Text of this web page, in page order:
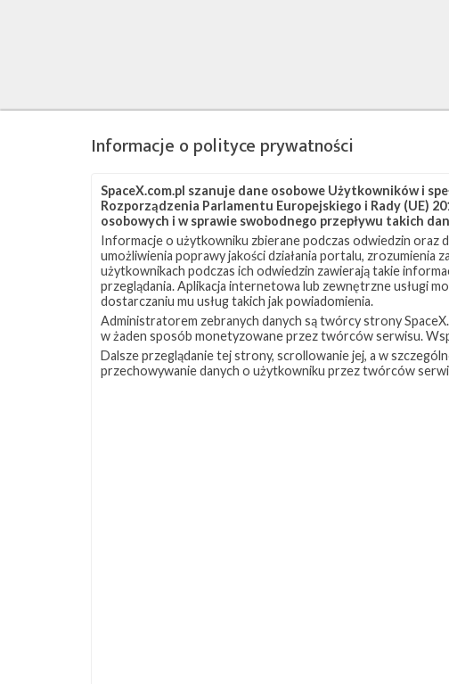
Informacje o polityce prywatności
SpaceX.com.pl szanuje dane osobowe Użytkowników i
Rozporządzenia Parlamentu Europejskiego i Rady (UE)
osobowych i w sprawie swobodnego przepływu takich
Informacje o użytkowniku zbierane podczas odwiedzin oraz
umożliwienia poprawy jakości działania portalu, zrozumienia
użytkownikach podczas ich odwiedzin zawierają takie
przeglądania. Aplikacja internetowa lub zewnętrzne usługi
dostarczaniu mu usług takich jak powiadomienia.
Administratorem zebranych danych są twórcy strony
w żaden sposób monetyzowane przez twórców serwisu.
Dalsze przeglądanie tej strony, scrollowanie jej, a w
przechowywanie danych o użytkowniku przez twórców